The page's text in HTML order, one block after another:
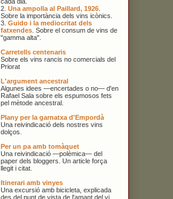
2. Una ampolla al Paillard, 1926
Sobre la importància dels vins icònics.
3. Guido i la mediocritat dels
fatxendes . Sobre el consum de vins de
"gamma alta".
Carretells centenaris
Sobre els vins rancis no comercials del
Priorat
L'argument ancestral
Algunes idees —encertades o no— d'en
Rafael Sala sobre els espumosos fets
pel mètode ancestral.
Plany per la garnatxa d'Empordà
Una reivindicació dels nostres vins
dolços.
Per un pa amb tomàquet
Una reivindicació —polèmica— del
paper dels bloggers. Un article força
llegit i citat.
Itinerari amb vinyes
Una excursió amb bicicleta, explicada
des del punt de vista de l'amant del vi.